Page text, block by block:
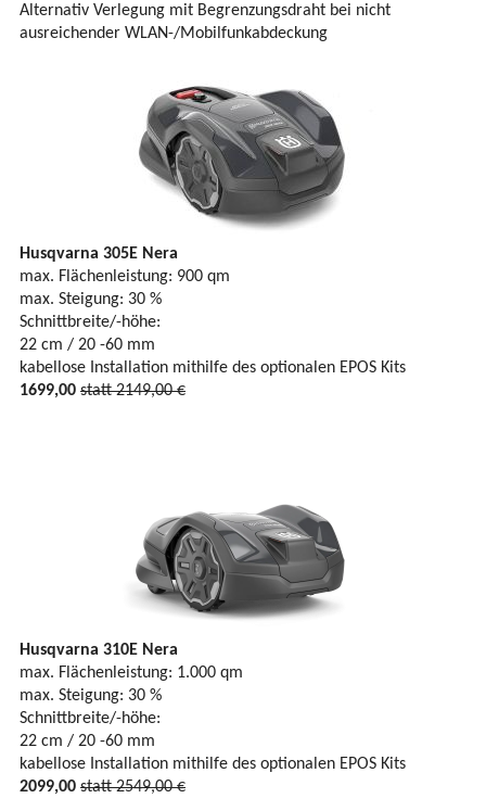
Alternativ Verlegung mit Begrenzungsdraht bei nicht
ausreichender WLAN-/Mobilfunkabdeckung
Husqvarna 305E Nera
max. Flächenleistung: 900 qm
max. Steigung: 30 %
Schnittbreite/-höhe:
22 cm / 20 -60 mm
kabellose Installation mithilfe des optionalen EPOS Kits
1699,00 statt 2149,00 €
Husqvarna 310E Nera
max. Flächenleistung: 1.000 qm
max. Steigung: 30 %
Schnittbreite/-höhe:
22 cm / 20 -60 mm
kabellose Installation mithilfe des optionalen EPOS Kits
2099,00 statt 2549,00 €